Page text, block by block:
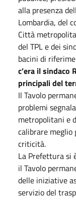
alla presenza
Lombardia, del
Città
del TPL e dei
bacini di
c’era il sindaco
principali del
Il Tavolo
problemi
metropolitani e
calibrare
criticità.
La Prefettura si
il Tavolo
delle iniziative
servizio del